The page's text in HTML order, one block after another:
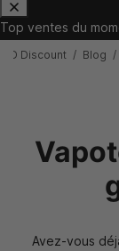
Top ventes du
Discount Blog
Avez-vous